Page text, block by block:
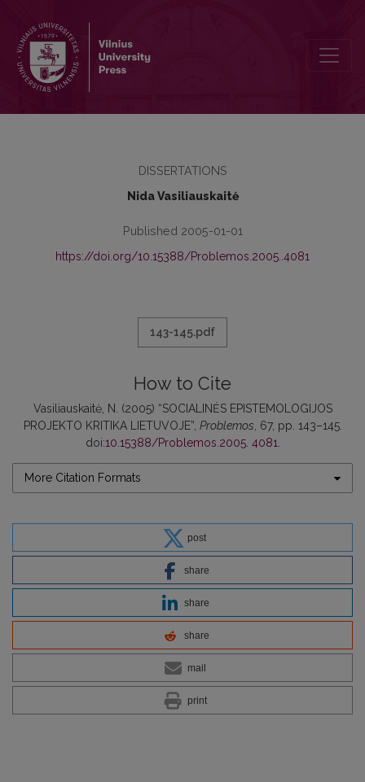
DISSERTATIONS
Nida Vasiliauskaitė
Published 2005-01-01
https://doi.org/10.15388/Problemos.2005..4081
143-145.pdf
How to Cite
Vasiliauskaitė, N. (2005) “SOCIALINĖS EPISTEMOLOGIJOS
PROJEKTO KRITIKA LIETUVOJE”, Problemos , 67, pp. 143–145.
doi:10.15388/Problemos.2005. 4081
More Citation Formats
post
share
share
share
mail
print